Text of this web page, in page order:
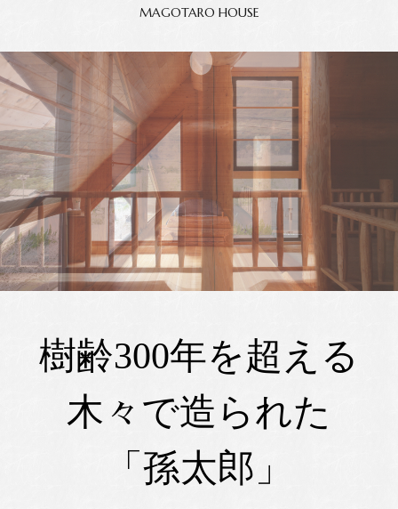
MAGOTARO HOUSE
樹齢300年を超える
木々で造られた
「孫太郎」